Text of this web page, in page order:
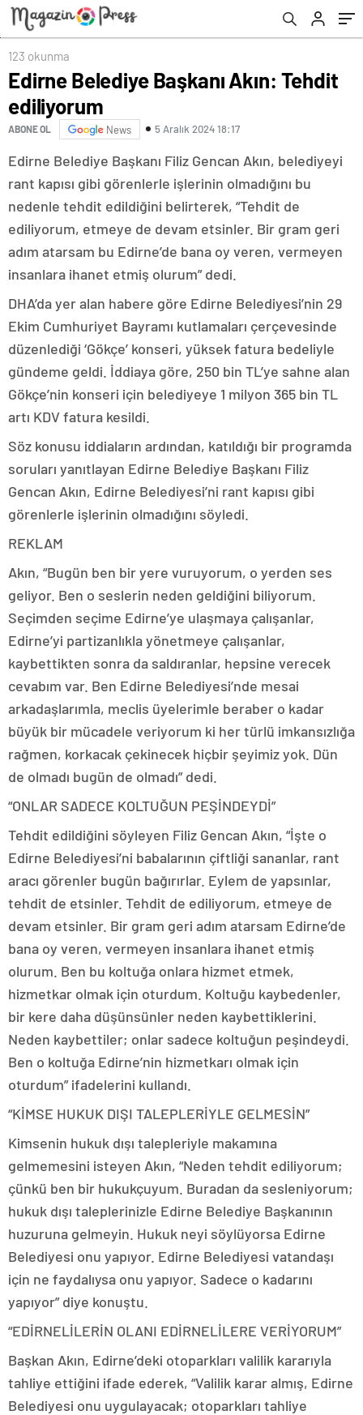
123 okunma
Edirne Belediye Başkanı Akın: Tehdit
ediliyorum
ABONE OL News 5 Aralık 2024 18:17
Edirne Belediye Başkanı Filiz Gencan Akın, belediyeyi
rant kapısı gibi görenlerle işlerinin olmadığını bu
nedenle tehdit edildiğini belirterek, “Tehdit de
ediliyorum, etmeye de devam etsinler. Bir gram geri
adım atarsam bu Edirne’de bana oy veren, vermeyen
insanlara ihanet etmiş olurum” dedi.
DHA’da yer alan habere göre Edirne Belediyesi’nin 29
Ekim Cumhuriyet Bayramı kutlamaları çerçevesinde
düzenlediği ‘Gökçe’ konseri, yüksek fatura bedeliyle
gündeme geldi. İddiaya göre, 250 bin TL’ye sahne alan
Gökçe’nin konseri için belediyeye 1 milyon 365 bin TL
artı KDV fatura kesildi.
Söz konusu iddiaların ardından, katıldığı bir programda
soruları yanıtlayan Edirne Belediye Başkanı Filiz
Gencan Akın, Edirne Belediyesi’ni rant kapısı gibi
görenlerle işlerinin olmadığını söyledi.
REKLAM
Akın, “Bugün ben bir yere vuruyorum, o yerden ses
geliyor. Ben o seslerin neden geldiğini biliyorum.
Seçimden seçime Edirne’ye ulaşmaya çalışanlar,
Edirne’yi partizanlıkla yönetmeye çalışanlar,
kaybettikten sonra da saldıranlar, hepsine verecek
cevabım var. Ben Edirne Belediyesi’nde mesai
arkadaşlarımla, meclis üyelerimle beraber o kadar
büyük bir mücadele veriyorum ki her türlü imkansızlığa
rağmen, korkacak çekinecek hiçbir şeyimiz yok. Dün
de olmadı bugün de olmadı” dedi.
“ONLAR SADECE KOLTUĞUN PEŞİNDEYDİ”
Tehdit edildiğini söyleyen Filiz Gencan Akın, “İşte o
Edirne Belediyesi’ni babalarının çiftliği sananlar, rant
aracı görenler bugün bağırırlar. Eylem de yapsınlar,
tehdit de etsinler. Tehdit de ediliyorum, etmeye de
devam etsinler. Bir gram geri adım atarsam Edirne’de
bana oy veren, vermeyen insanlara ihanet etmiş
olurum. Ben bu koltuğa onlara hizmet etmek,
hizmetkar olmak için oturdum. Koltuğu kaybedenler,
bir kere daha düşünsünler neden kaybettiklerini.
Neden kaybettiler; onlar sadece koltuğun peşindeydi.
Ben o koltuğa Edirne’nin hizmetkarı olmak için
oturdum” ifadelerini kullandı.
“KİMSE HUKUK DIŞI TALEPLERİYLE GELMESİN”
Kimsenin hukuk dışı talepleriyle makamına
gelmemesini isteyen Akın, “Neden tehdit ediliyorum;
çünkü ben bir hukukçuyum. Buradan da sesleniyorum;
hukuk dışı taleplerinizle Edirne Belediye Başkanının
huzuruna gelmeyin. Hukuk neyi söylüyorsa Edirne
Belediyesi onu yapıyor. Edirne Belediyesi vatandaşı
için ne faydalıysa onu yapıyor. Sadece o kadarını
yapıyor” diye konuştu.
“EDİRNELİLERİN OLANI EDİRNELİLERE VERİYORUM”
Başkan Akın, Edirne’deki otoparkları valilik kararıyla
tahliye ettiğini ifade ederek, “Valilik karar almış, Edirne
Belediyesi onu uygulayacak; otoparkları tahliye